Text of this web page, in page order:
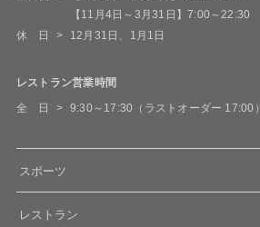
【11月4日～3月31日】7:00～22:30
休 日
12月31日、1月1日
レストラン営業時間
全 日
9:30～17:30（ラストオーダー 17:00）
スポーツ
レストラン